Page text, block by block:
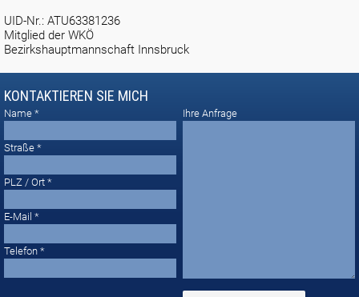
UID-Nr.: ATU63381236
Mitglied der WKÖ
Bezirkshauptmannschaft Innsbruck
KONTAKTIEREN SIE MICH
Name
Straße
PLZ / Ort
E-Mail
Telefon
Ihre Anfrage